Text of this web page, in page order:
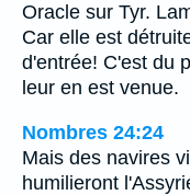
Oracle sur Tyr.
Car elle est
d'entrée! C'est du
leur en est venue.
Nombres 24:24
Mais des navires
humilieront